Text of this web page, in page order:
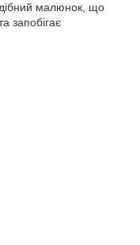
малюнок, що
запобігає